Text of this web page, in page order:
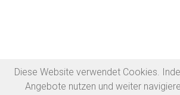
Diese Website verwendet Cookies.
Angebote nutzen und weiter